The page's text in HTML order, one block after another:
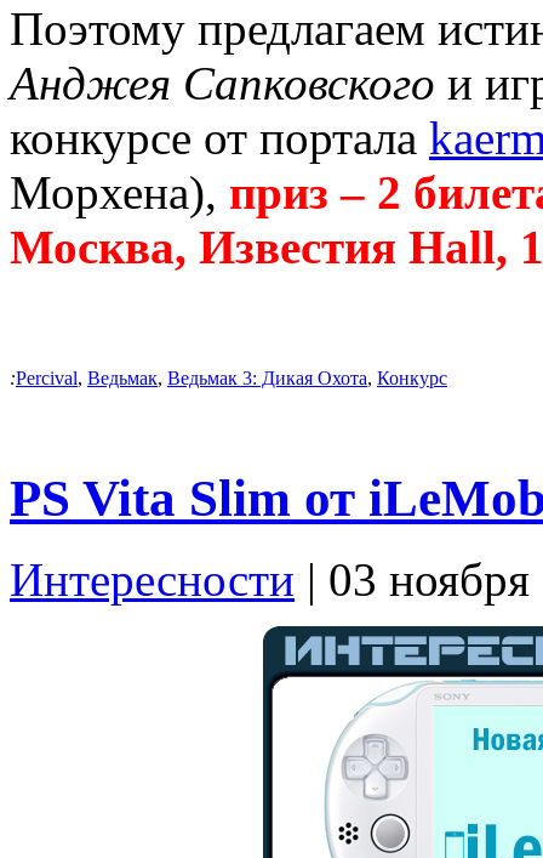
Поэтому предлагаем
Анджея Сапковского и
конкурсе от портала
Морхена), приз – 2
Москва, Известия Hall,
:Percival, Ведьмак, Ведьмак 3: Дикая Охота, Конкурс
PS Vita Slim от
Интересности | 03